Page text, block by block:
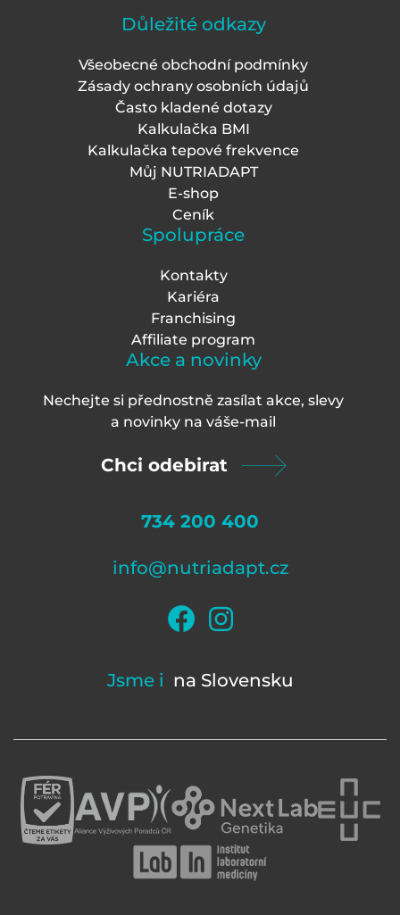
Důležité odkazy
Všeobecné obchodní podmínky
Zásady ochrany osobních údajů
Často kladené dotazy
Kalkulačka BMI
Kalkulačka tepové frekvence
Můj NUTRIADAPT
E-shop
Ceník
Spolupráce
Kontakty
Kariéra
Franchising
Affiliate program
Akce a novinky
Nechejte si přednostně zasílat akce, slevy
a novinky na váše-mail
Chci odebirat
734 200 400
info@nutriadapt.cz
Jsme i na Slovensku